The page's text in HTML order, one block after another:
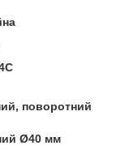
поворотний
Ø40 мм